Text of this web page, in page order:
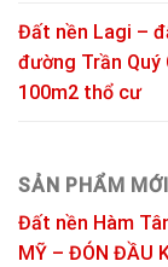
SẢN PHẨM MỚI
Đất nền Hàm
MỸ – ĐÓN ĐẦU
Đất nền Lagi –
đường Trần Quý
100m2 thổ cư